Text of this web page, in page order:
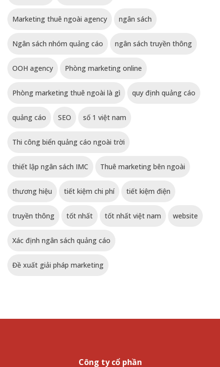
Marketing thuê ngoài agency ngân sách
Ngân sách nhóm quảng cáo ngân sách truyền thông
OOH agency Phòng marketing online
Phòng marketing thuê ngoài là gì quy định quảng cáo
quảng cáo SEO số 1 việt nam
Thi công biển quảng cáo ngoài trời
thiết lập ngân sách IMC Thuê marketing bên ngoài
thương hiệu tiết kiệm chi phí tiết kiệm điện
truyền thông tốt nhất tốt nhất việt nam website
Xác định ngân sách quảng cáo
Đề xuất giải pháp marketing
Công ty cổ phần